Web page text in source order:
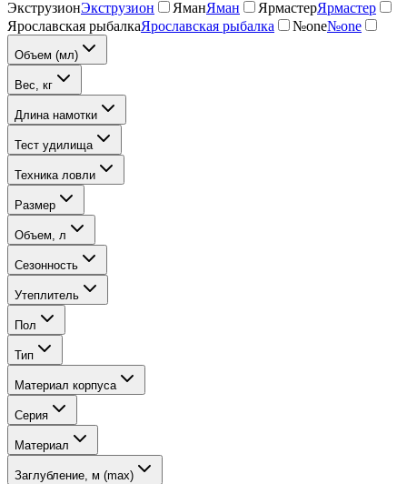
ЭкструзионЭкструзион ЯманЯман ЯрмастерЯрмастер
Ярославская рыбалкаЯрославская рыбалка №one№one
Объем (мл)
Вес, кг
Длина намотки
Тест удилища
Техника ловли
Размер
Объем, л
Сезонность
Утеплитель
Пол
Тип
Материал корпуса
Серия
Материал
Заглубление, м (max)